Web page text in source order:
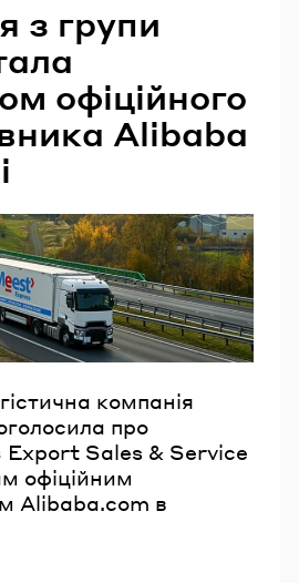
з групи
офіційного
Alibaba
компанія
про
Export Sales & Service
офіційним
Alibaba.com в